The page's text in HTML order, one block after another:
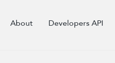
About Developers API